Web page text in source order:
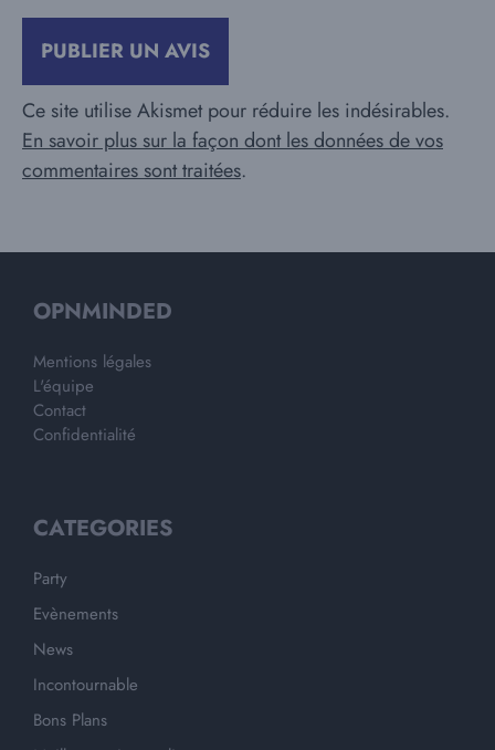
Ce site utilise Akismet pour réduire les indésirables.
En savoir plus sur la façon dont les données de vos
commentaires sont traitées.
OPNMINDED
Mentions légales
L'équipe
Contact
Confidentialité
CATEGORIES
Party
Evènements
News
Incontournable
Bons Plans